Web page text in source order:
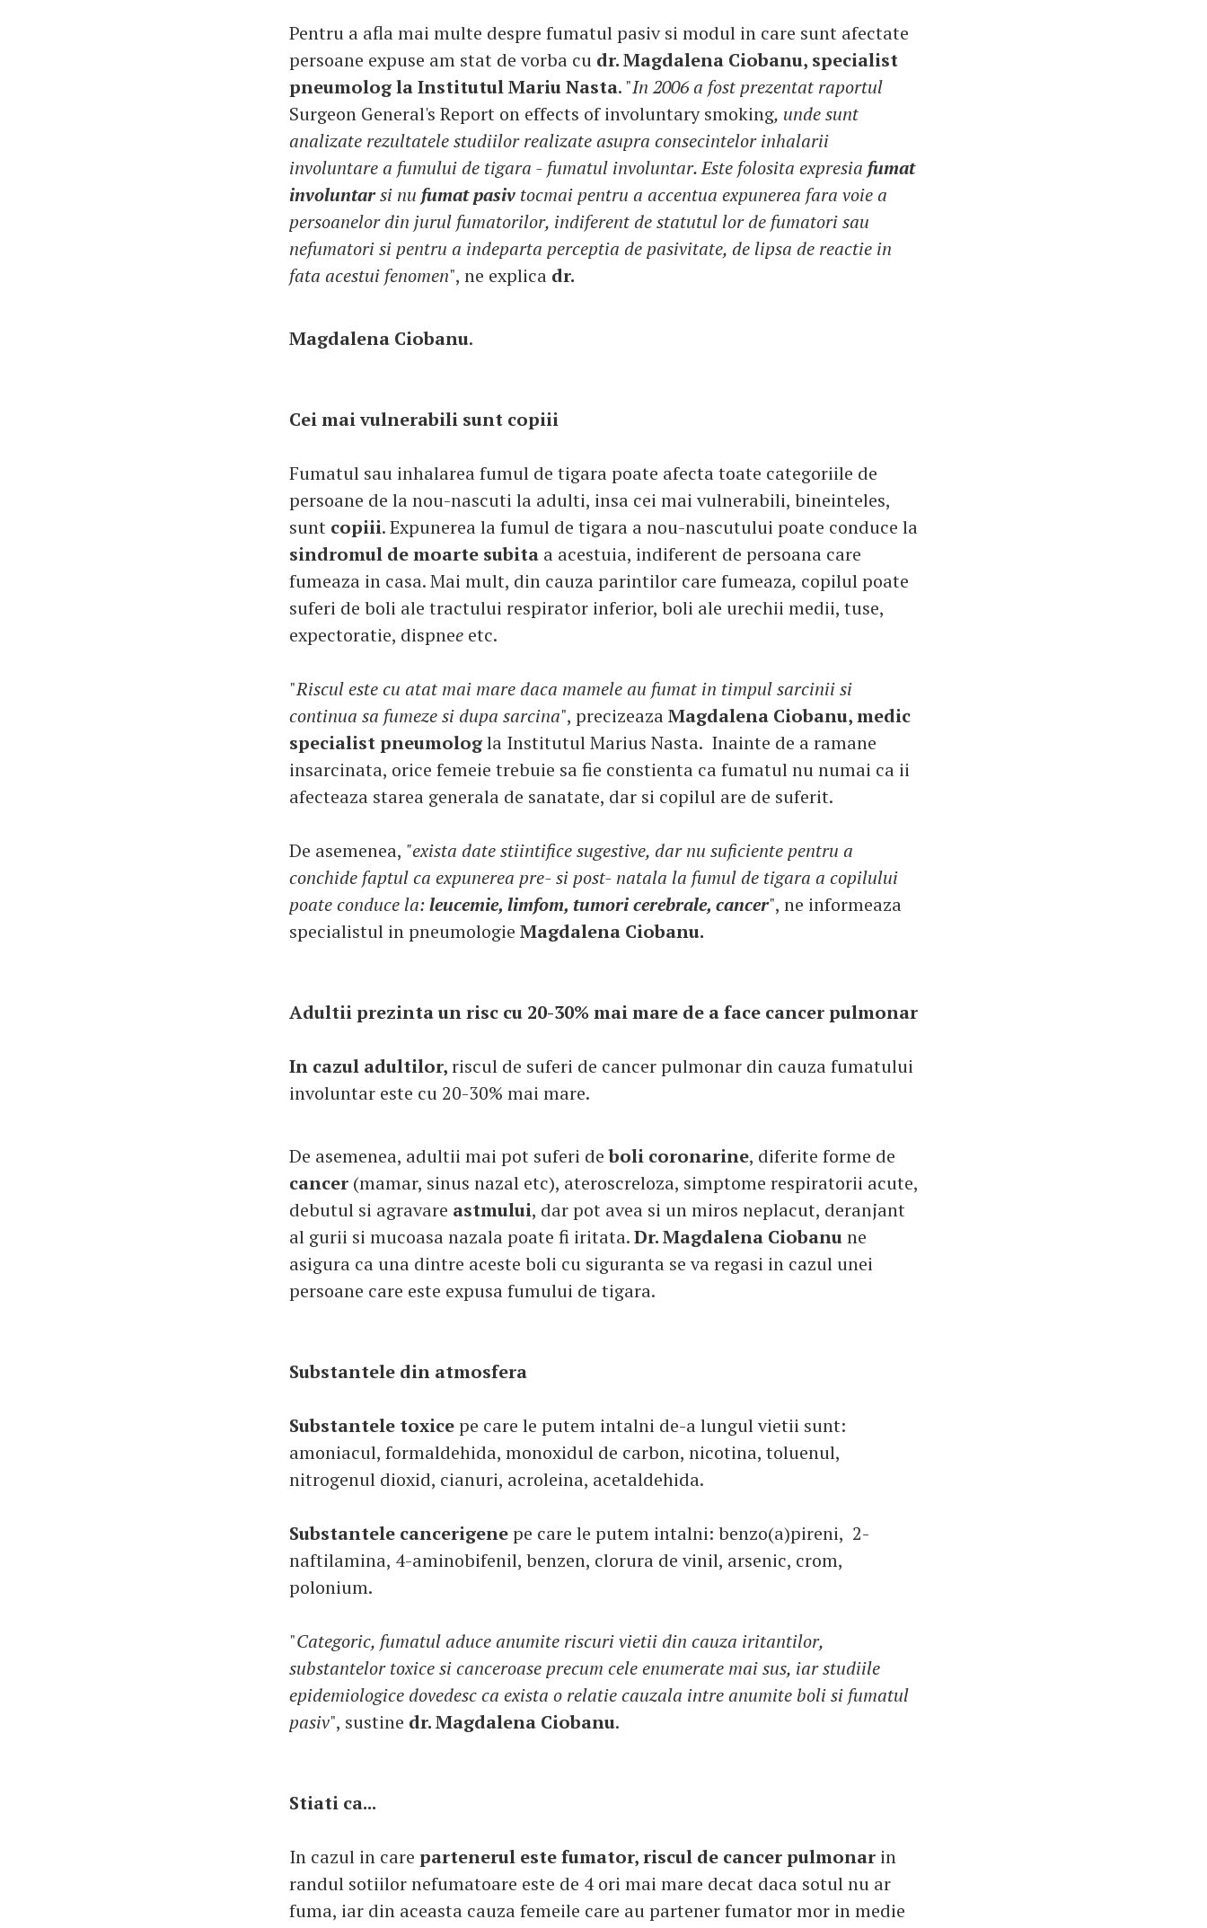
Pentru a afla mai multe despre fumatul pasiv si modul in care sunt afectate
persoane expuse am stat de vorba cu dr. Magdalena Ciobanu, specialist
pneumolog la Institutul Mariu Nasta. "In 2006 a fost prezentat raportul
Surgeon General's Report on effects of involuntary smoking, unde sunt
analizate rezultatele studiilor realizate asupra consecintelor inhalarii
involuntare a fumului de tigara - fumatul involuntar. Este folosita expresia fumat
involuntarsi nu fumat pasiv tocmai pentru a accentua expunerea fara voie a
persoanelor din jurul fumatorilor, indiferent de statutul lor de fumatori sau
nefumatori si pentru a indeparta perceptia de pasivitate, de lipsa de reactie in
fata acestui fenomen", ne explica dr.
Magdalena Ciobanu.
Cei mai vulnerabili sunt copiii
Fumatul sau inhalarea fumul de tigara poate afecta toate categoriile de
persoane de la nou-nascuti la adulti, insa cei mai vulnerabili, bineinteles,
sunt copiii. Expunerea la fumul de tigara a nou-nascutului poate conduce la
sindromul de moarte subita a acestuia, indiferent de persoana care
fumeaza in casa. Mai mult, din cauza parintilor care fumeaza, copilul poate
suferi de boli ale tractului respirator inferior, boli ale urechii medii, tuse,
expectoratie, dispnee etc.
"Riscul este cu atat mai mare daca mamele au fumat in timpul sarcinii si
continua sa fumeze si dupa sarcina", precizeazaMagdalena Ciobanu, medic
specialist pneumologla Institutul Marius Nasta. Inainte de a ramane
insarcinata, orice femeie trebuie sa fie constienta ca fumatul nu numai ca ii
afecteaza starea generala de sanatate, dar si copilul are de suferit.
De asemenea, "exista date stiintifice sugestive, dar nu suficiente pentru a
conchide faptul ca expunerea pre- si post- natala la fumul de tigara a copilului
poate conduce la:leucemie, limfom, tumori cerebrale, cancer", ne informeaza
specialistul in pneumologie Magdalena Ciobanu.
Adultii prezinta un risc cu 20-30% mai mare de a face cancer pulmonar
In cazul adultilor,riscul de suferi de cancer pulmonar din cauza fumatului
involuntar este cu 20-30% mai mare.
De asemenea, adultii mai pot suferi deboli coronarine, diferite forme de
cancer (mamar, sinus nazal etc), ateroscreloza, simptome respiratorii acute,
debutul si agravare astmului, dar pot avea si un miros neplacut, deranjant
al gurii si mucoasa nazala poate fi iritata.Dr. Magdalena Ciobanune
asigura ca una dintre aceste boli cu siguranta se va regasi in cazul unei
persoane care este expusa fumului de tigara.
Substantele din atmosfera
Substantele toxicepe care le putem intalni de-a lungul vietii sunt:
amoniacul, formaldehida, monoxidul de carbon, nicotina, toluenul,
nitrogenul dioxid, cianuri, acroleina, acetaldehida.
Substantele cancerigenepe care le putem intalni: benzo(a)pireni, 2-
naftilamina, 4-aminobifenil, benzen, clorura de vinil, arsenic, crom,
polonium.
"Categoric, fumatul aduce anumite riscuri vietii din cauza iritantilor,
substantelor toxice si canceroase precum cele enumerate mai sus, iar studiile
epidemiologice dovedesc ca exista o relatie cauzala intre anumite boli si fumatul
pasiv", sustine dr. Magdalena Ciobanu.
Stiati ca...
In cazul in care partenerul este fumator, riscul de cancer pulmonar in
randul sotiilor nefumatoare este de 4 ori mai mare decat daca sotul nu ar
fuma, iar din aceasta cauza femeile care au partener fumator mor in medie